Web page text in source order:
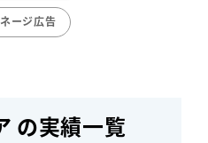
ージ広告
の実績一覧